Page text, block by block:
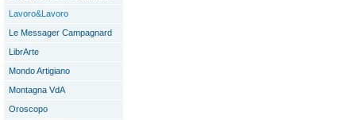
Lavoro&Lavoro
Le Messager Campagnard
LibrArte
Mondo Artigiano
Montagna VdA
Oroscopo